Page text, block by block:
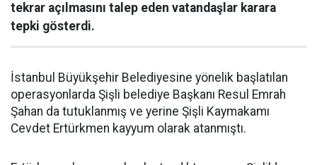
tekrar açılmasını talep eden vatandaşlar karara
tepki gösterdi.
İstanbul Büyükşehir Belediyesine yönelik başlatılan
operasyonlarda Şişli belediye Başkanı Resul Emrah
Şahan da tutuklanmış ve yerine Şişli Kaymakamı
Cevdet Ertürkmen kayyum olarak atanmıştı.